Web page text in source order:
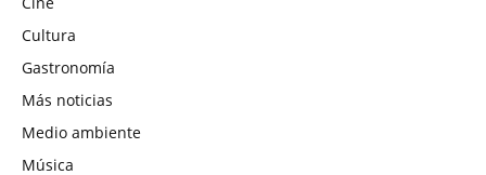
Cultura
Gastronomía
Más noticias
Medio ambiente
Música